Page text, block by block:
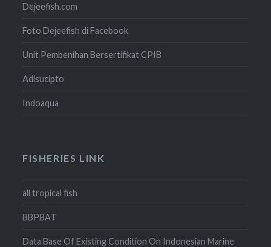
Dejeefish.com
Foto Dejeefish di Facebook
Unit Pembenihan Bersertifikat CPIB
Adisucipto
Indoaqua
FISHERIES LINK
all tropical fish
BBPBAT
Data Base Of Existing Condition On Indonesian Marine